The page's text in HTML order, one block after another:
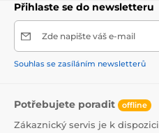
zmírňuje vyrůstání prvních
správný vývoj skusu
• PRAKTICKÉ:
malých ručkách miminka
- procvičuje úchop ruky a
rukojeť
• BEZPEČNÉ:
Přihlaste se do newsletteru
Zde napište váš e-mail
Souhlas se zasíláním newsletterů
Potřebujete poradit offline
Zákaznický servis je k dispozici